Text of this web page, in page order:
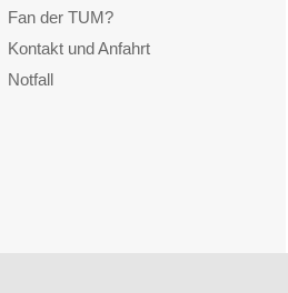
Fan der TUM?
Kontakt und Anfahrt
Notfall